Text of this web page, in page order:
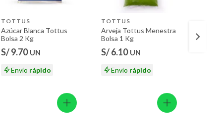
TOTTUS
Azúcar Blanca Tottus
Bolsa 2 Kg
S/ 9.70 UN
Envío rápido
TOTTUS
Arveja Tottus Menestra
Bolsa 1 Kg
S/ 6.10 UN
Envío rápido